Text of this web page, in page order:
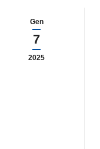
Gen
7
2025